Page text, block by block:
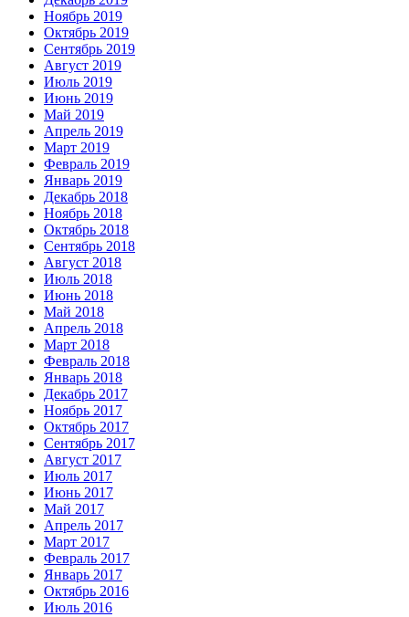
Ноябрь 2019
Октябрь 2019
Сентябрь 2019
Август 2019
Июль 2019
Июнь 2019
Май 2019
Апрель 2019
Март 2019
Февраль 2019
Январь 2019
Декабрь 2018
Ноябрь 2018
Октябрь 2018
Сентябрь 2018
Август 2018
Июль 2018
Июнь 2018
Май 2018
Апрель 2018
Март 2018
Февраль 2018
Январь 2018
Декабрь 2017
Ноябрь 2017
Октябрь 2017
Сентябрь 2017
Август 2017
Июль 2017
Июнь 2017
Май 2017
Апрель 2017
Март 2017
Февраль 2017
Январь 2017
Октябрь 2016
Июль 2016